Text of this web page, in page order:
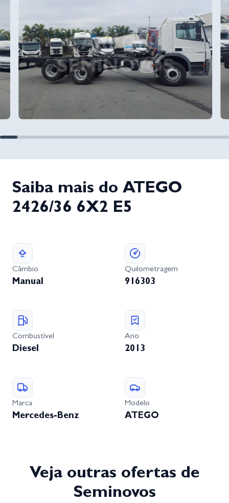
Saiba mais do ATEGO
2426/36 6X2 E5
Câmbio
Manual
Quilometragem
916303
Combustível
Diesel
Ano
2013
Marca
Mercedes-Benz
Modelo
ATEGO
Veja outras ofertas de
Seminovos